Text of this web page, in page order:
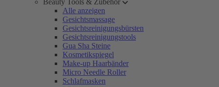
Beauty Tools & Zubehör
Alle anzeigen
Gesichtsmassage
Gesichtsreinigungsbürsten
Gesichtsreinigungstools
Gua Sha Steine
Kosmetikspiegel
Make-up Haarbänder
Micro Needle Roller
Schlafmasken